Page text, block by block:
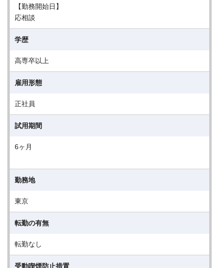
【勤務開始日】
応相談
学歴
高専卒以上
雇用形態
正社員
試用期間
6ヶ月
勤務地
東京
転勤の有無
転勤なし
受動喫煙防止措置